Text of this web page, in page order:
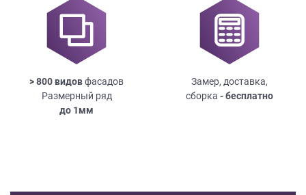
> 800 видовфасадов
Размерный ряд
до 1мм
Замер, доставка,
сборка - бесплатно